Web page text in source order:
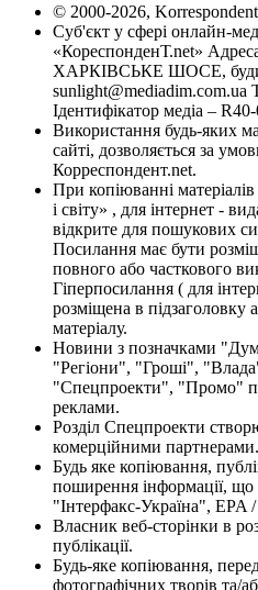
© 2000-2026,
Суб'єкт у сфері онлайн-
«КореспонденТ.net»
ХАРКІВСЬКЕ ШОСЕ,
sunlight@mediadim.com.ua
Ідентифікатор медіа –
Використання будь-яких
сайті, дозволяється за
Корреспондент.net.
При копіюванні
і світу» , для інтернет -
відкрите для пошукових
Посилання має бути
повного або часткового
Гіперпосилання ( для
розміщена в підзаголовку
матеріалу.
Новини з позначками
"Регіони", "Гроші",
"Спецпроекти", "Промо"
реклами.
Розділ Спецпроекти
комерційними партнерами.
Будь яке копіювання,
поширення інформації, що
"Інтерфакс-Україна", EPA
Власник веб-сторінки в
публікації.
Будь-яке копіювання,
фотографічних творів та/